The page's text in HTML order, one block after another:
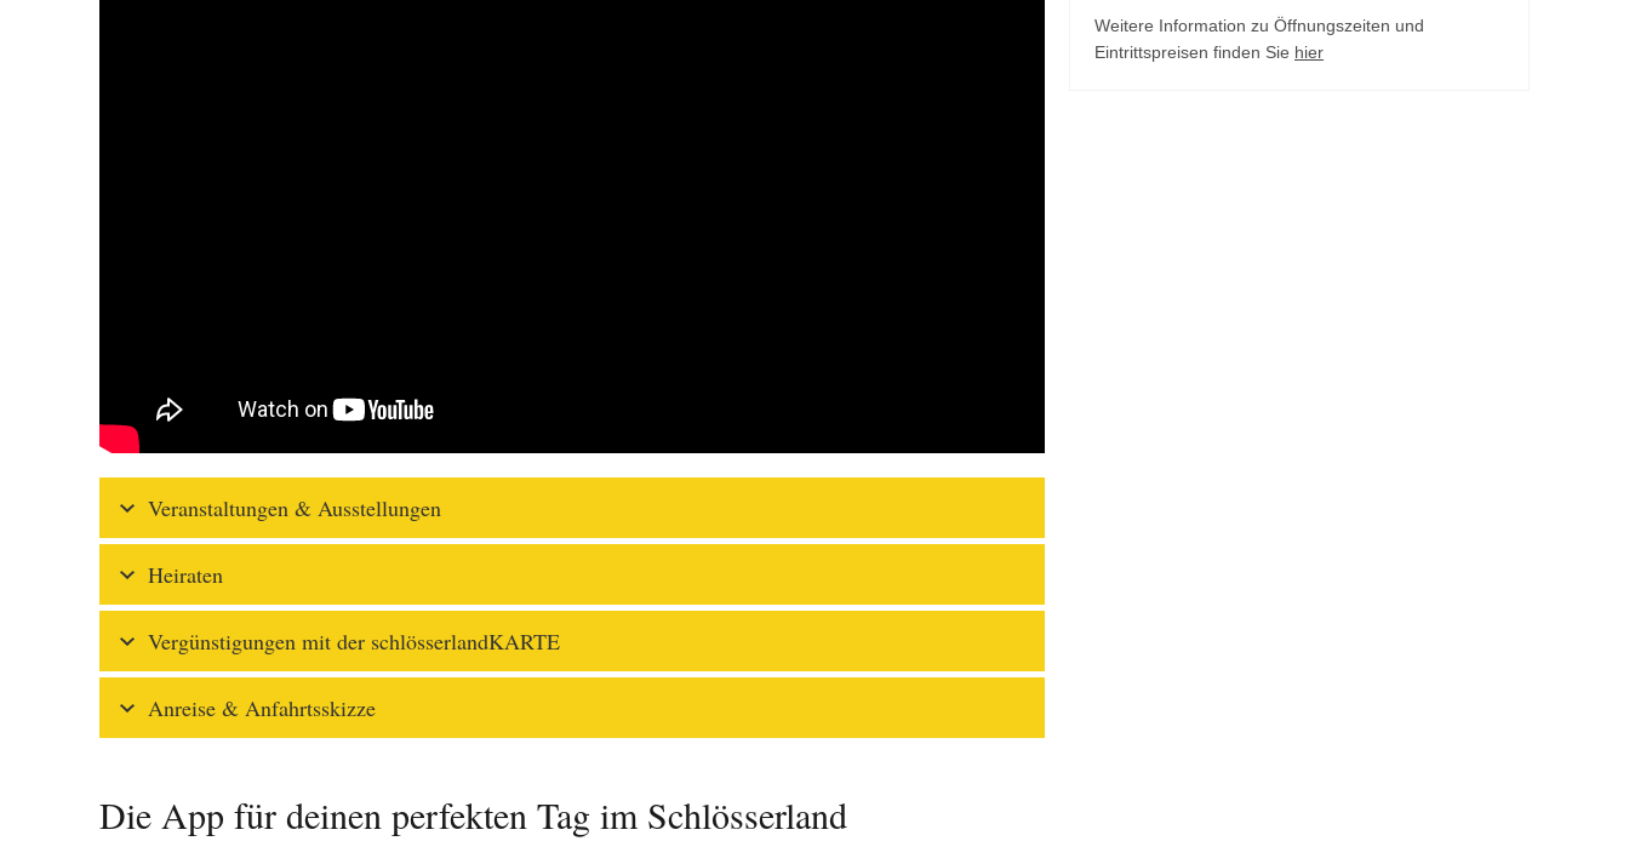
Veranstaltungen & Ausstellungen
Heiraten
Vergünstigungen mit der schlösserlandKARTE
Anreise & Anfahrtsskizze
Die App für deinen perfekten Tag im Schlösserland
Weitere Information zu Öffnungszeiten und
Eintrittspreisen finden Sie hier